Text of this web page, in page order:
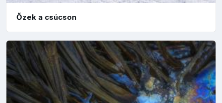
Őzek a csúcson